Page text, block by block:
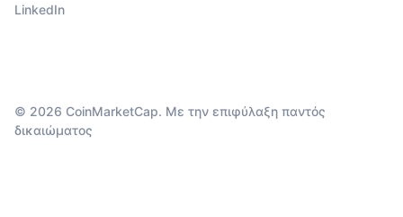
LinkedIn
© 2026 CoinMarketCap. Με την επιφύλαξη παντός
δικαιώματος